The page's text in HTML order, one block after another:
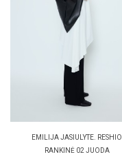
EMILIJA JASIULYTE. RESHIO
RANKINĖ 02 JUODA